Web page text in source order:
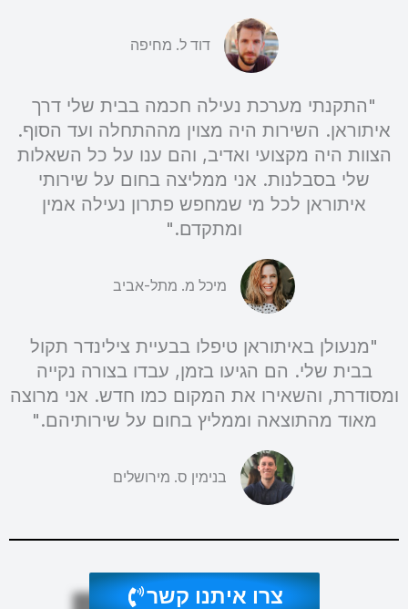
דוד ל. מחיפה
"התקנתי מערכת נעילה חכמה בבית שלי דרך
איתוראן. השירות היה מצוין מההתחלה ועד הסוף.
הצוות היה מקצועי ואדיב, והם ענו על כל השאלות
שלי בסבלנות. אני ממליצה בחום על שירותי
איתוראן לכל מי שמחפש פתרון נעילה אמין
ומתקדם."
מיכל מ. מתל-אביב
"מנעולן באיתוראן טיפלו בבעיית צילינדר תקול
בבית שלי. הם הגיעו בזמן, עבדו בצורה נקייה
ומסודרת, והשאירו את המקום כמו חדש. אני מרוצה
מאוד מהתוצאה וממליץ בחום על שירותיהם."
בנימין ס. מירושלים
צרו איתנו קשר